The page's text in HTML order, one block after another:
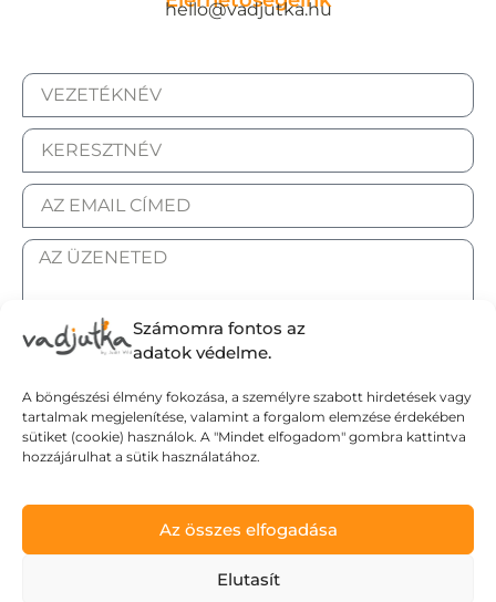
Számomra fontos az
adatok védelme.
A böngészési élmény fokozása, a személyre szabott hirdetések vagy
tartalmak megjelenítése, valamint a forgalom elemzése érdekében
sütiket (cookie) használok. A "Mindet elfogadom" gombra kattintva
hozzájárulhat a sütik használatához.
Az összes elfogadása
Elutasít
hello@vadjutka.hu
Elküldöm
Adatvédelmi tájékoztató
Általános Szerződési Feltételek
Szállítási Feltételek